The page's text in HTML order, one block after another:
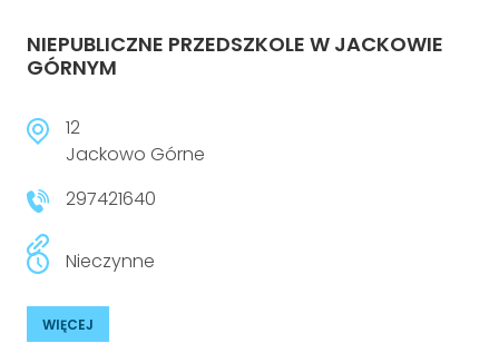
NIEPUBLICZNE PRZEDSZKOLE W JACKOWIE
GÓRNYM
12
Jackowo Górne
297421640
Nieczynne
WIĘCEJ